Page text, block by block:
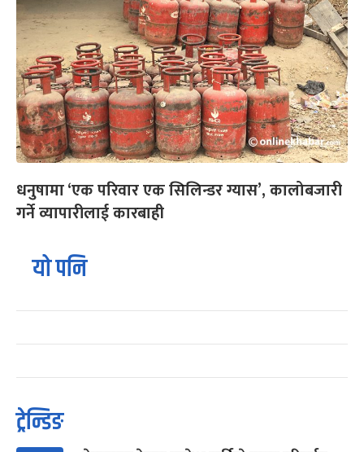
धनुषामा ‘एक परिवार एक सिलिन्डर ग्यास’, कालोबजारी
गर्ने व्यापारीलाई कारबाही
यो पनि
ट्रेन्डिङ